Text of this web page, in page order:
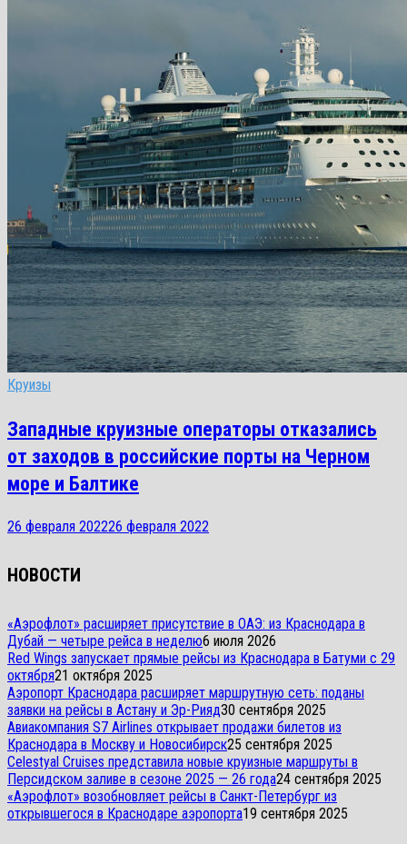
Круизы
Западные круизные операторы отказались
от заходов в российские порты на Черном
море и Балтике
26 февраля 202226 февраля 2022
НОВОСТИ
«Аэрофлот» расширяет присутствие в ОАЭ: из Краснодара в
Дубай — четыре рейса в неделю6 июля 2026
Red Wings запускает прямые рейсы из Краснодара в Батуми с 29
октября21 октября 2025
Аэропорт Краснодара расширяет маршрутную сеть: поданы
заявки на рейсы в Астану и Эр-Рияд30 сентября 2025
Авиакомпания S7 Airlines открывает продажи билетов из
Краснодара в Москву и Новосибирск25 сентября 2025
Celestyal Cruises представила новые круизные маршруты в
Персидском заливе в сезоне 2025 — 26 года24 сентября 2025
«Аэрофлот» возобновляет рейсы в Санкт-Петербург из
открывшегося в Краснодаре аэропорта19 сентября 2025